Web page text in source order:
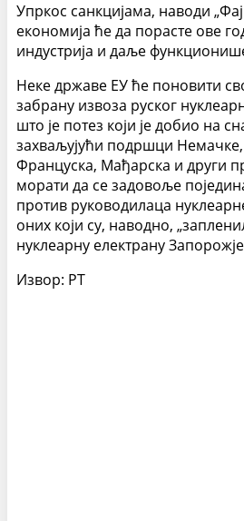
Упркос санкцијама, наводи
економија ће да порасте ове
индустрија и даље
Неке државе ЕУ ће поновити
забрану извоза руског
што је потез који је добио на
захваљујући подршци
Француска, Мађарска и други
морати да се задовоље
против руководилаца
оних који су, наводно,
нуклеарну електрану
Извор: РТ